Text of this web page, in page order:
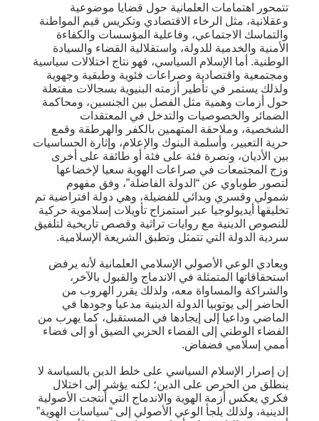
تتمحور اهتمامات العلمانية حول قضايا موضوعية
وعقلانية، مثل الرخاء الاقتصادي وتكريس قيم المواطنة
والتماسك الاجتماعي، وفاعلية المؤسسات والكفاءة
الأمنية والخدمية للدولة، واستقلالية القضاء والسيادة
الوطنية. أما الإسلام السياسي، فهو نتاج اختلالات سياسية
ومجتمعية واقتصادية وصراعات فئوية وطبقية وجهوية
ولذلك يستمر في تأطير أزمته البنيوية بسجالات مفتعلة
حول أزمات وهمية مثل الفصل بين الجنسين، ومحاكمة
الضمائر والخصوصيات والتدخل في المعتقدات
الشخصية، وملاحقة المتهمين بالكفر والهرطقة وقمع
حرية التعبير، وأسلمة البنوك والإعلام، وإثارة الحساسيات
بين الأديان، ونصرة فئة على فئة أو طائفة على أخرى
وزج المجتمعات في صراعات الهوية سعيا لإخضاعها
لتصور طوباوي عن “الدولة الفاضلة”، وفق مفهوم
شمولي وقسري وبدائي للفضيلة، وهي دولة افتراضية تم
تخليقها أيديولوجيا عبر استمزاج تأويلات إسلاموية حركية
للنصوص الدينية مع روايات تراثية وقصص تاريخية لتلفيق
سردية الدولة التي تتمثل وتطبق الشريعة الإسلامية.
ويعادي الوعي الأصولي الإسلامي العلمانية لأنه يرفض
استحقاقاتها المتمثلة في الاندماج والقبول بالآخر،
والشراكة والمساواة معه، ولذلك يقرر الهروب من
الحاضر إلى يوتوبيا الدولة الدينية مدعيا وجودها في
الماضي وداعيا إلى إيجادها في المستقبل، كما يهرب من
الفضاء الوطني إلى الفضاء الحزبي الضيق أو إلى فضاء
أممي إسلامي فضفاض.
إن إصرار الإسلام السياسي على خلط الدين بالسياسة لا
ينطلق من الحرص على الدين؛ لكنه يؤشر إلى اختلال
فكري يعكس أزمة الهوية والاندماج التي أنتجت الأصولية
الدينية، ولذلك يلجأ الوعي الأصولي إلى “سياسات الهوية”